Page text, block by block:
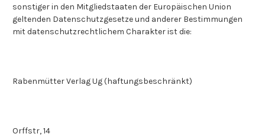
sonstiger in den Mitgliedstaaten der Europäischen Union
geltenden Datenschutzgesetze und anderer Bestimmungen
mit datenschutzrechtlichem Charakter ist die:
Rabenmütter Verlag Ug (haftungsbeschränkt)
Orffstr, 14